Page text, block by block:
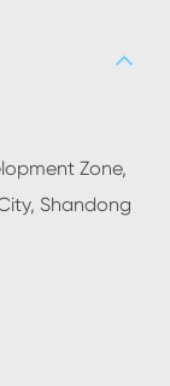
Zone,
Shandong